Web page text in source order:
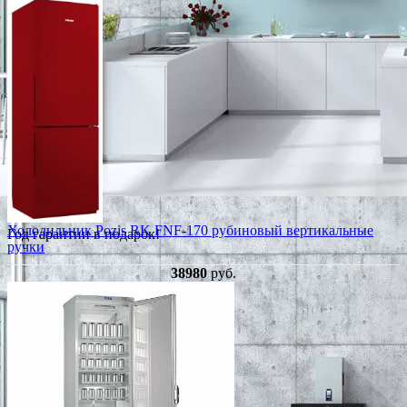
Год гарантии в подарок!
Холодильник Pozis RK FNF-170 рубиновый вертикальные
ручки
38980руб.